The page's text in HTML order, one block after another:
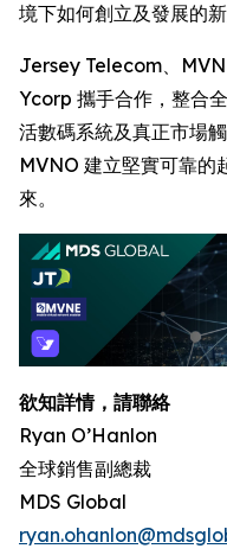
境下如何創立及發展的新
Jersey Telecom、
Ycorp 攜手合作，整合
活數碼系統及真正市場
MVNO 建立堅實可靠的
來。
欲知詳情，請聯絡
Ryan O’Hanlon
全球銷售副總裁
MDS Global